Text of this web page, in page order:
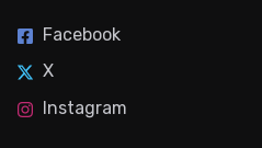
Facebook
X
Instagram